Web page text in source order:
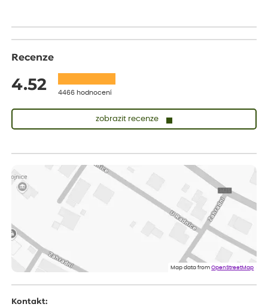
Recenze
4.52 4466 hodnocení
zobrazit recenze
Vše v pořádku, jsem spokojena.
ověřený nákup dnes
Rostlina mi přišla v dobrém stavu, jsem spokojená.
Zuzana
Spokojenost s dodáním kvalitních rostlin
Map data fromOpenStreetMap
Kontakt: